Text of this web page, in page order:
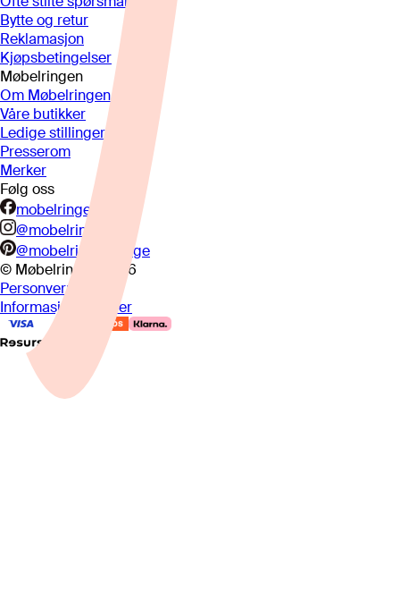
Bytte og retur
Reklamasjon
Kjøpsbetingelser
Møbelringen
Om Møbelringen
Våre butikker
Ledige stillinger
Presserom
Merker
Følg oss
mobelringen.no
@mobelringen
@mobelringennorge
© Møbelringen
2026
Personvern
Informasjonskapsler